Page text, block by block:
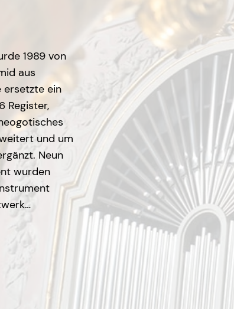
1989 von
aus
ersetzte ein
Register,
und um
Neun
wurden